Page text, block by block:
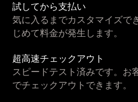
試してから支払い
気に入るまでカスタマイズで
じめて料金が発生します。
超高速チェックアウト
スピードテスト済みです。お
でチェックアウトできます。